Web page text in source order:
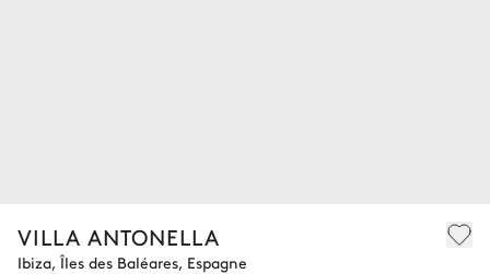
VILLA ANTONELLA
Ibiza, Îles des Baléares, Espagne